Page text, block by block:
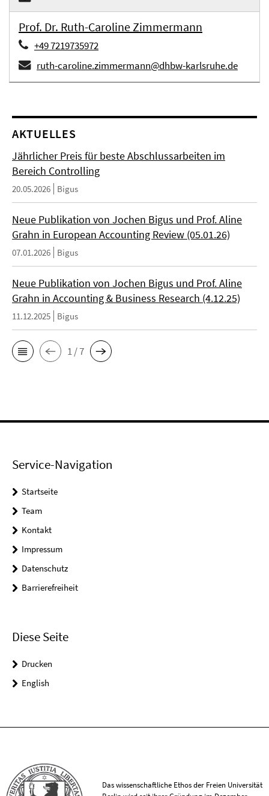
Prof. Dr. Ruth-Caroline Zimmermann
+49 7219735972
ruth-caroline.zimmermann@dhbw-karlsruhe.de
AKTUELLES
Jährlicher Preis für beste Abschlussarbeiten im
Bereich Controlling
20.05.2026 Bigus
Neue Publikation von Jochen Bigus und Prof. Aline
Grahn in European Accounting Review (05.01.26)
07.01.2026 Bigus
Neue Publikation von Jochen Bigus und Prof. Aline
Grahn in Accounting & Business Research (4.12.25)
11.12.2025 Bigus
1 / 7
Service-Navigation
Startseite
Team
Kontakt
Impressum
Datenschutz
Barrierefreiheit
Diese Seite
Drucken
English
Das wissenschaftliche Ethos der Freien Universität